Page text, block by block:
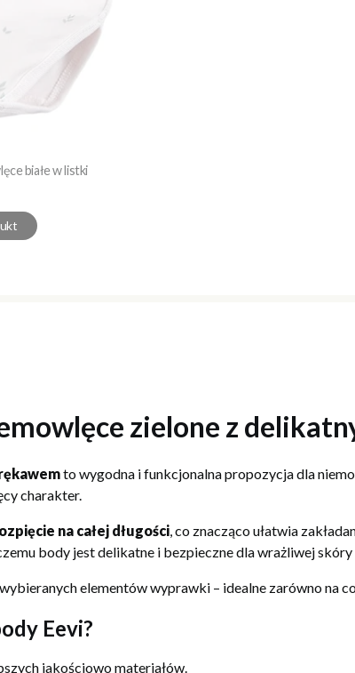
białe w listki
zielone z
to wygodna i funkcjonalna propozycja dla
charakter.
na całej długości, co znacząco ułatwia
body jest delikatne i bezpieczne dla wrażliwej skóry
elementów wyprawki – idealne zarówno na
Eevi?
jakościowo materiałów.